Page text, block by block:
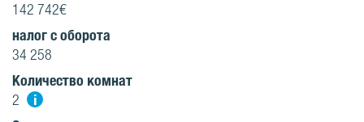
142 742€
налог с оборота
34 258
Количество комнат
2 i